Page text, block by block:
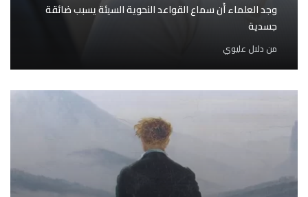
وجد العلماء أَن سماع القواعد النحوية السيئة يسبب ضائقة
جسدية
من دلال عليوي